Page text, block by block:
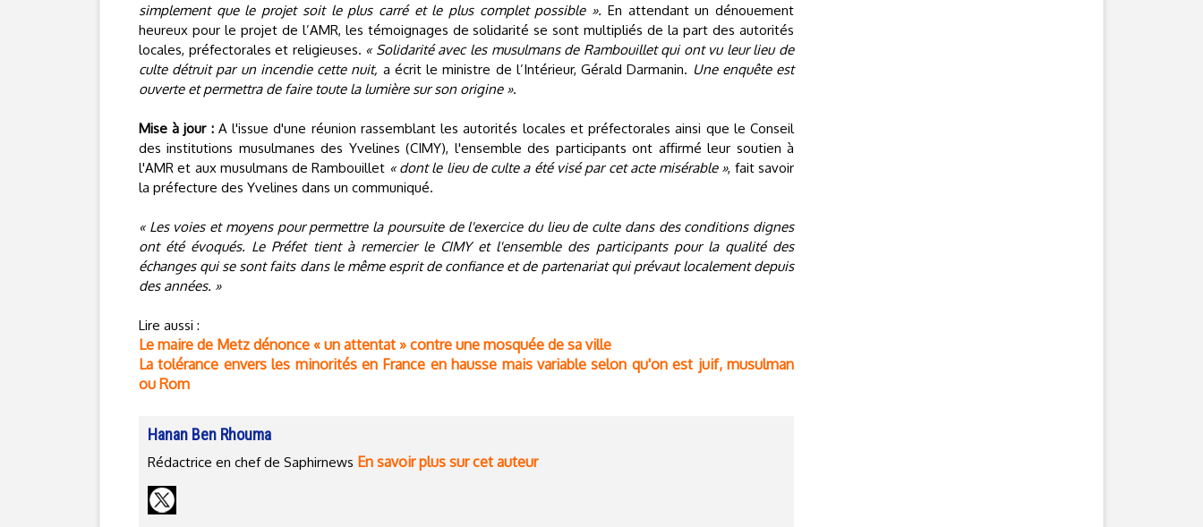
simplement que le projet soit le plus carré et le plus complet possible ». En attendant un dénouement
heureux pour le projet de l’AMR, les témoignages de solidarité se sont multipliés de la part des autorités
locales, préfectorales et religieuses. « Solidarité avec les musulmans de Rambouillet qui ont vu leur lieu de
culte détruit par un incendie cette nuit, a écrit le ministre de l’Intérieur, Gérald Darmanin. Une enquête est
ouverte et permettra de faire toute la lumière sur son origine ».
Mise à jour :A l'issue d'une réunion rassemblant les autorités locales et préfectorales ainsi que le Conseil
des institutions musulmanes des Yvelines (CIMY), l'ensemble des participants ont affirmé leur soutien à
l'AMR et aux musulmans de Rambouillet « dont le lieu de culte a été visé par cet acte misérable », fait savoir
la préfecture des Yvelines dans un communiqué.
« Les voies et moyens pour permettre la poursuite de l'exercice du lieu de culte dans des conditions dignes
ont été évoqués. Le Préfet tient à remercier le CIMY et l'ensemble des participants pour la qualité des
échanges qui se sont faits dans le même esprit de confiance et de partenariat qui prévaut localement depuis
des années. »
Lire aussi :
Le maire de Metz dénonce « un attentat » contre une mosquée de sa ville
La tolérance envers les minorités en France en hausse mais variable selon qu'on est juif, musulman
ou Rom
Hanan Ben Rhouma
Rédactrice en chef de Saphirnews En savoir plus sur cet auteur